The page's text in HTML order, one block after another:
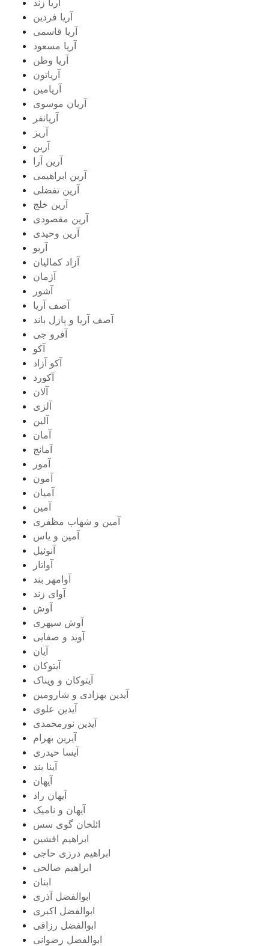
آریا فردین
آریا قاسمی
آریا مسعود
آریا وطن
آریاتون
آریامین
آریان موسوی
آریانفر
آریز
آرین
آرین آرا
آرین ابراهیمی
آرین تفضلی
آرین خلج
آرین مقصودی
آرین وحیدی
آریو
آزاد کمالیان
آژمان
آشور
آصف آریا
آصف آریا و پازل باند
آفرو جی
آکو
آکو آزاد
آکورد
آلان
آلزی
آلین
آمان
آمانج
آمور
آمون
آمیان
آمین
آمین و شهاب مظفری
آمین و یاس
آنوئیل
آواتار
آوامهر بند
آوای زند
آوش
آوش سپهری
آوید و صفایی
آیان
آیتوکان
آیتوکان و ویناک
آیدین بهزادی و شارومین
آیدین علوی
آیدین نورمحمدی
آیرین بهرام
آیسا حیدری
آینا بند
آیهان
آیهان راد
آیهان و نامیک
ائلخان گوی سس
ابراهیم افشین
ابراهیم درزی حاجی
ابراهیم صالحی
ابنان
ابوالفضل آذری
ابوالفضل اکبری
ابوالفضل رزاقی
ابوالفضل رضوانی